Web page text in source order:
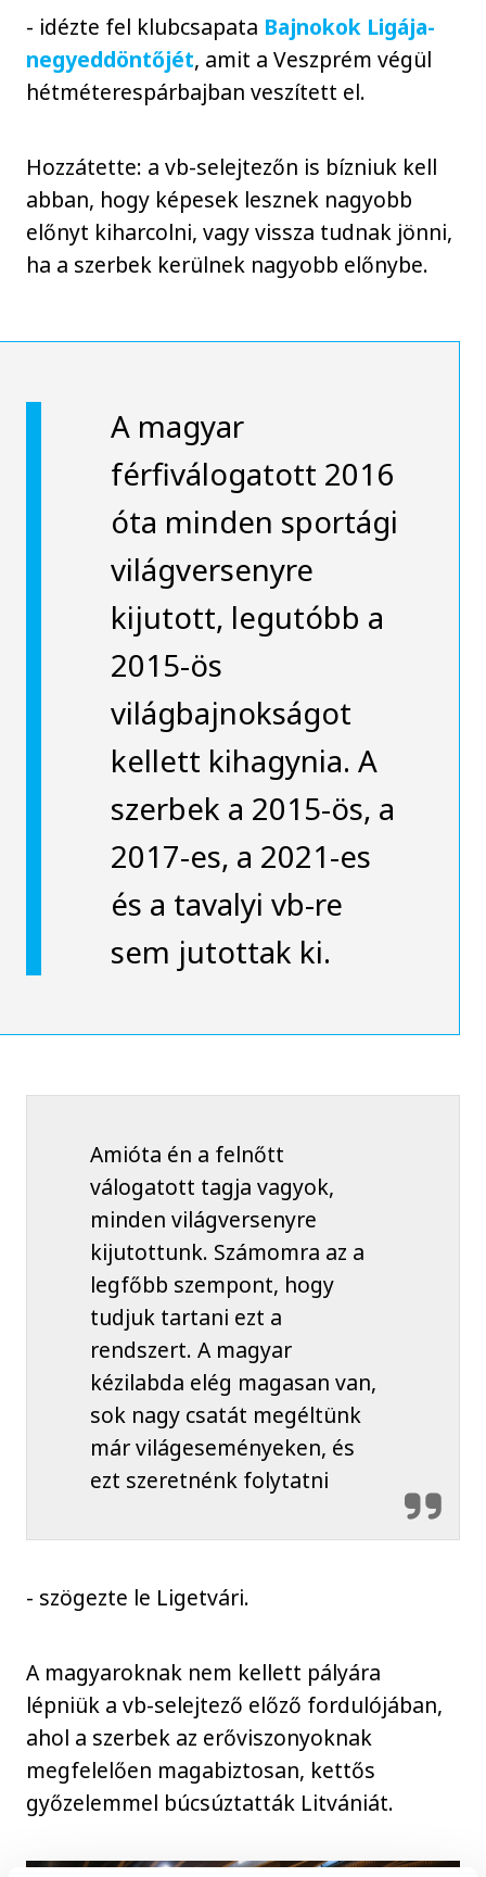
- idézte fel klubcsapata Bajnokok Ligája-
negyeddöntőjét, amit a Veszprém végül
hétméterespárbajban veszített el.
Hozzátette: a vb-selejtezőn is bízniuk kell
abban, hogy képesek lesznek nagyobb
előnyt kiharcolni, vagy vissza tudnak jönni,
ha a szerbek kerülnek nagyobb előnybe.
A magyar
férfiválogatott 2016
óta minden sportági
világversenyre
kijutott, legutóbb a
2015-ös
világbajnokságot
kellett kihagynia. A
szerbek a 2015-ös, a
2017-es, a 2021-es
és a tavalyi vb-re
sem jutottak ki.
Amióta én a felnőtt
válogatott tagja vagyok,
minden világversenyre
kijutottunk. Számomra az a
legfőbb szempont, hogy
tudjuk tartani ezt a
rendszert. A magyar
kézilabda elég magasan van,
sok nagy csatát megéltünk
már világeseményeken, és
ezt szeretnénk folytatni
- szögezte le Ligetvári.
A magyaroknak nem kellett pályára
lépniük a vb-selejtező előző fordulójában,
ahol a szerbek az erőviszonyoknak
megfelelően magabiztosan, kettős
győzelemmel búcsúztatták Litvániát.